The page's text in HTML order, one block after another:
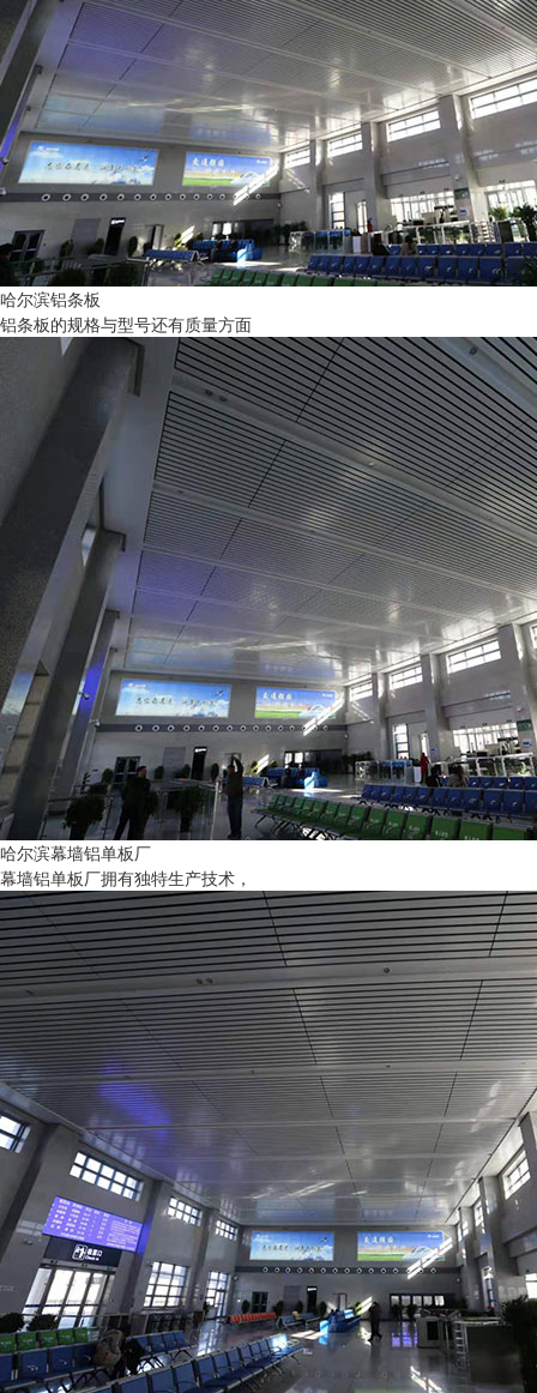
哈尔滨铝条板
铝条板的规格与型号还有质量方面
哈尔滨幕墙铝单板厂
幕墙铝单板厂拥有独特生产技术，